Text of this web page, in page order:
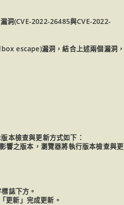
(CVE-2022-26485與CVE-2022-
escape)漏洞，結合上述兩個漏洞，
本檢查與更新方式如下：
響之版本，瀏覽器將執行版本檢查與更
誌下方。
更新」完成更新。